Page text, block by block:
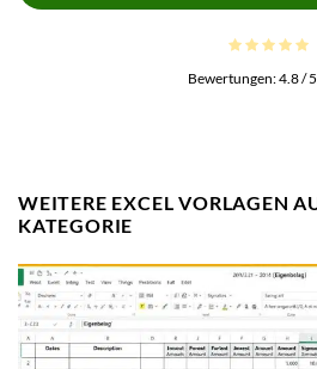
Bewertungen:4.8/ 5.
WEITERE EXCEL VORLAGEN
KATEGORIE